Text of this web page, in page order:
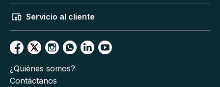
Servicio al cliente
¿Quiénes somos?
Contáctanos